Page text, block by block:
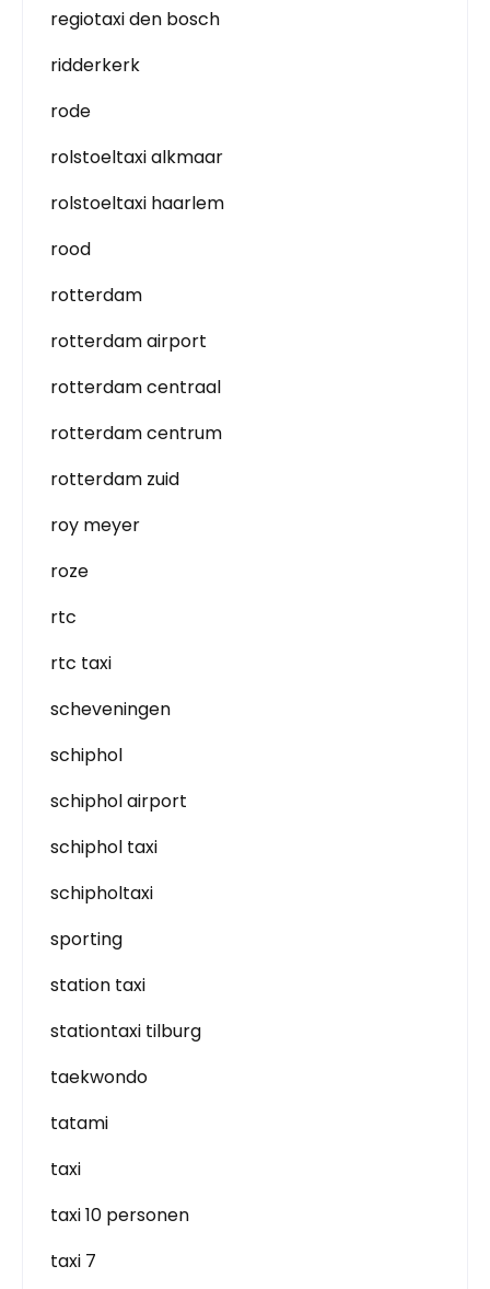
regiotaxi den bosch
ridderkerk
rode
rolstoeltaxi alkmaar
rolstoeltaxi haarlem
rood
rotterdam
rotterdam airport
rotterdam centraal
rotterdam centrum
rotterdam zuid
roy meyer
roze
rtc
rtc taxi
scheveningen
schiphol
schiphol airport
schiphol taxi
schipholtaxi
sporting
station taxi
stationtaxi tilburg
taekwondo
tatami
taxi
taxi 10 personen
taxi 7